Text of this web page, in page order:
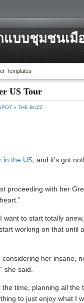
บบชุมชนเมือ
Templates
US Tour
» THE BUZZ
in the US , and it’s got
proceeding with her
want to start totally
working on that until
her insane,
she said.
time, planning all the
to just enjoy what I